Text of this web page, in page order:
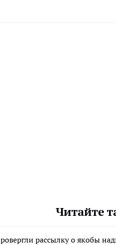
Читайте
рассылку о якобы